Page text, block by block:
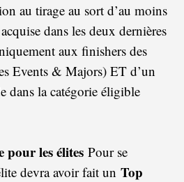
au tirage au sort d’au moins
dans les deux dernières
aux finishers des
Events & Majors) ET d’un
la catégorie éligible
les élites Pour se
devra avoir fait un Top